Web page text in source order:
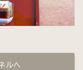
ルへ